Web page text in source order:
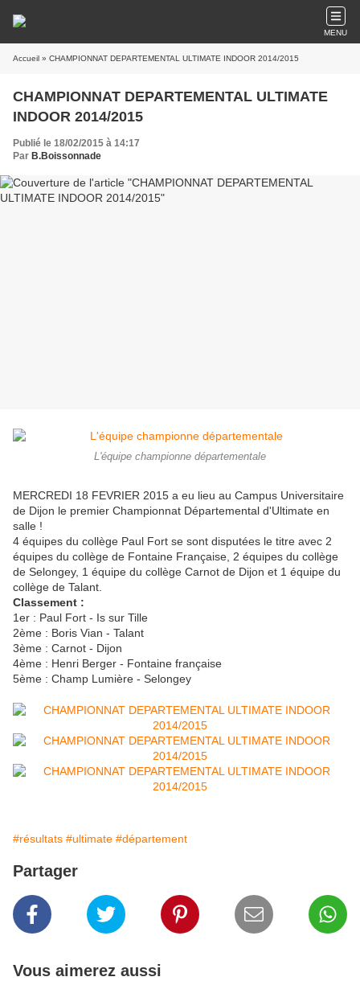
MENU
Accueil » CHAMPIONNAT DEPARTEMENTAL ULTIMATE INDOOR 2014/2015
CHAMPIONNAT DEPARTEMENTAL ULTIMATE
INDOOR 2014/2015
Publié le 18/02/2015 à 14:17
Par B.Boissonnade
L'équipe championne départementale
MERCREDI 18 FEVRIER 2015 a eu lieu au Campus Universitaire
de Dijon le premier Championnat Départemental d'Ultimate en
salle !
4 équipes du collège Paul Fort se sont disputées le titre avec 2
équipes du collège de Fontaine Française, 2 équipes du collège
de Selongey, 1 équipe du collège Carnot de Dijon et 1 équipe du
collège de Talant.
Classement :
1er : Paul Fort - Is sur Tille
2ème : Boris Vian - Talant
3ème : Carnot - Dijon
4ème : Henri Berger - Fontaine française
5ème : Champ Lumière - Selongey
#résultats #ultimate #département
Partager
Vous aimerez aussi